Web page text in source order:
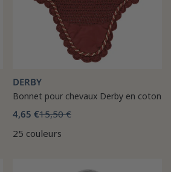
DERBY
Bonnet pour chevaux Derby en coton
4,65 €15,50 €
25 couleurs